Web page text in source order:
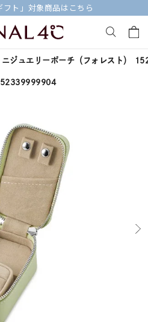
【価格改定のお知らせ 8月
キーワードで検索する
#ダイヤモンド ネックレス
ーさん
ニジュエリーポーチ（フォレスト）